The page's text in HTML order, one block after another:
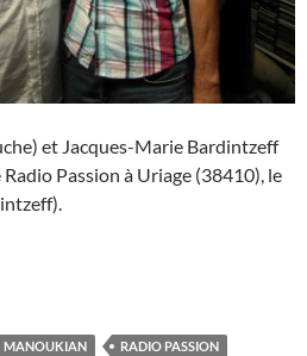
et Jacques-Marie Bardintzeff
Passion à Uriage (38410), le
Passion
MANOUKIAN RADIO PASSION